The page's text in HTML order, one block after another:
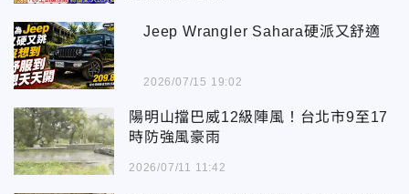
Jeep Wrangler Sahara硬派又舒適
2026/07/15 19:02
陽明山擋巴威12級陣風！台北市9至17
時防強風豪雨
2026/07/11 11:42